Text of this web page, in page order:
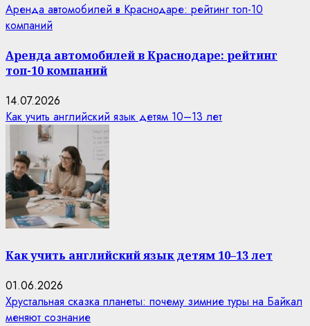
Аренда автомобилей в Краснодаре: рейтинг топ-10
компаний
Аренда автомобилей в Краснодаре: рейтинг
топ-10 компаний
14.07.2026
Как учить английский язык детям 10–13 лет
Как учить английский язык детям 10–13 лет
01.06.2026
Хрустальная сказка планеты: почему зимние туры на Байкал
меняют сознание